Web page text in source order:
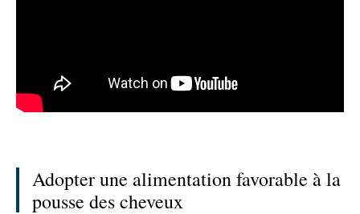
Adopter une alimentation favorable à la
pousse des cheveux